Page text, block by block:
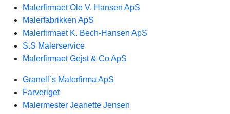
Malerfirmaet Ole V. Hansen ApS
Malerfabrikken ApS
Malerfirmaet K. Bech-Hansen ApS
S.S Malerservice
Malerfirmaet Gejst & Co ApS
Granell´s Malerfirma ApS
Farveriget
Malermester Jeanette Jensen